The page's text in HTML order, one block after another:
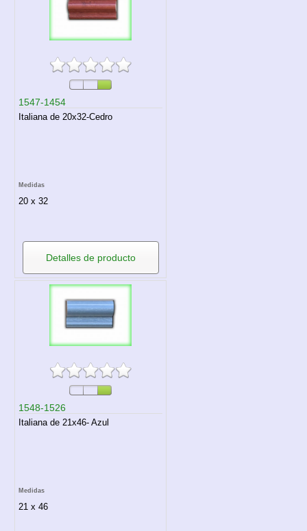
1547-1454
Italiana de 20x32-Cedro
Medidas
20 x 32
Detalles de producto
1548-1526
Italiana de 21x46- Azul
Medidas
21 x 46